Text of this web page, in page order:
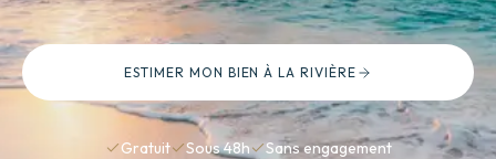
ESTIMER MON BIENÀ LA RIVIÈRE
Gratuit Sous 48h Sans engagement